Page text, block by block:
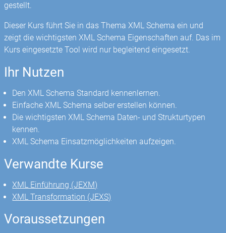
gestellt.
Dieser Kurs führt Sie in das Thema XML Schema ein und
zeigt die wichtigsten XML Schema Eigenschaften auf. Das im
Kurs eingesetzte Tool wird nur begleitend eingesetzt.
Ihr Nutzen
Den XML Schema Standard kennenlernen.
Einfache XML Schema selber erstellen können.
Die wichtigsten XML Schema Daten- und Strukturtypen
kennen.
XML Schema Einsatzmöglichkeiten aufzeigen.
Verwandte Kurse
XML Einführung (JEXM)
XML Transformation (JEXS)
Voraussetzungen